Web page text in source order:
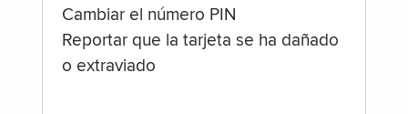
Cambiar el número PIN
Reportar que la tarjeta se ha dañado
o extraviado